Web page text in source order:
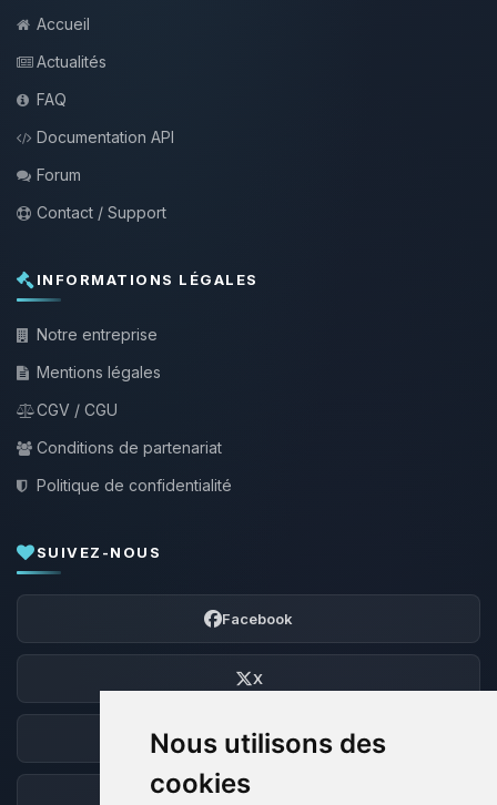
Nous utilisons des
cookies
Accueil
Actualités
FAQ
Documentation API
Forum
Contact / Support
INFORMATIONS LÉGALES
Notre entreprise
Mentions légales
CGV / CGU
Conditions de partenariat
Politique de confidentialité
SUIVEZ-NOUS
Facebook
X
Discord
Forum